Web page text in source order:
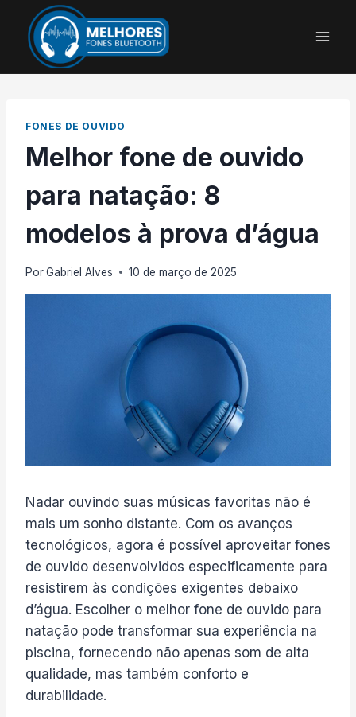
Conteúdo
FONES DE OUVIDO
Melhor fone de ouvido
para natação: 8
modelos à prova d’água
PorGabriel Alves 10 de março de 2025
Nadar ouvindo suas músicas favoritas não é
mais um sonho distante. Com os avanços
tecnológicos, agora é possível aproveitar fones
de ouvido desenvolvidos especificamente para
resistirem às condições exigentes debaixo
d’água. Escolher o melhor fone de ouvido para
natação pode transformar sua experiência na
piscina, fornecendo não apenas som de alta
qualidade, mas também conforto e
durabilidade.